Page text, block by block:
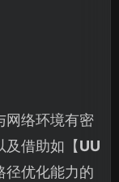
网络环境有密
及借助如【UU
径优化能力的